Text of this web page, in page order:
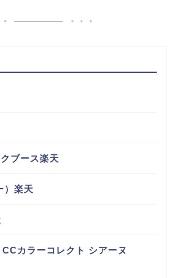
ブース楽天
）楽天
カラーコレクト シアーヌ